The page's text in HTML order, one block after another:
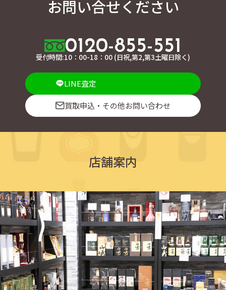
お問い合せください
0120-855-551
受付時間:10：00-18：00 (日祝,第2,第3土曜日除く)
LINE査定
買取申込・その他お問い合わせ
店舗案内